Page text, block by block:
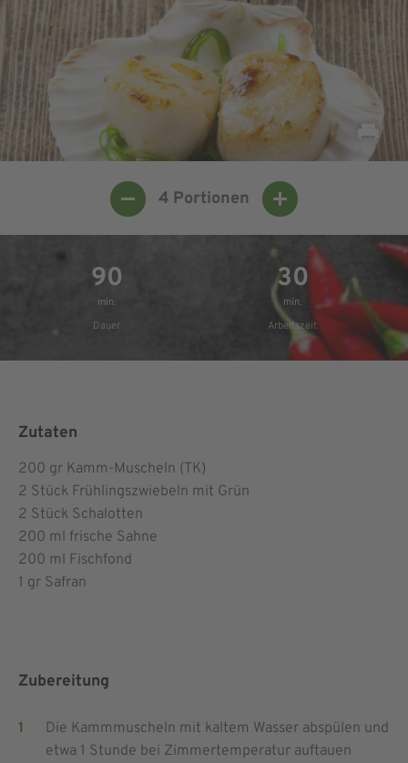
4 Portionen
90
min.
Dauer
30
min.
Arbeitszeit
Zutaten
200 gr Kamm-Muscheln (TK)
2 Stück Frühlingszwiebeln mit Grün
2 Stück Schalotten
200 ml frische Sahne
200 ml Fischfond
1 gr Safran
Zubereitung
Die Kammmuscheln mit kaltem Wasser abspülen und
etwa 1 Stunde bei Zimmertemperatur auftauen